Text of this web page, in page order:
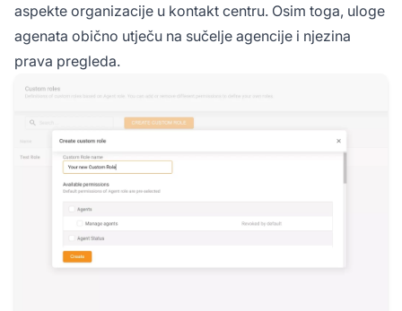
aspekte organizacije u kontakt centru. Osim toga, uloge
agenata obično utječu na sučelje agencije i njezina
prava pregleda.